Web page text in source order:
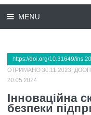
MENU
https://doi.org/10.31649/
ОТРИМАНО 30.11.2023,
20.05.2024
Інноваційна
безпеки